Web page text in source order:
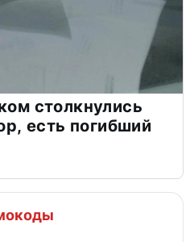
столкнулись
есть погибший